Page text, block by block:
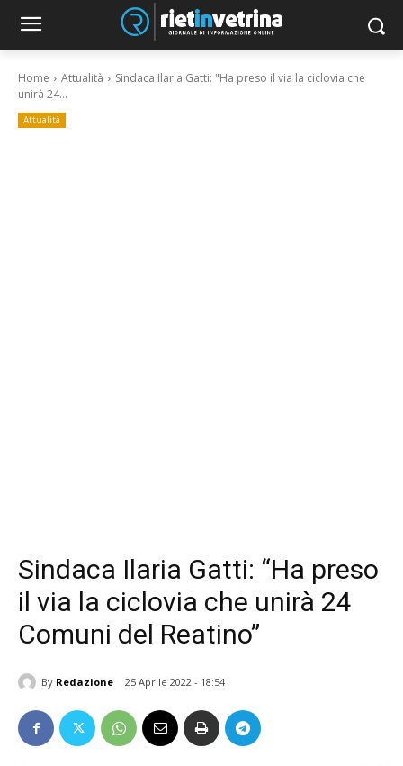
Home Attualità
Sindaca Ilaria Gatti: "Ha preso il via la ciclovia che
unirà 24...
Attualità
Sindaca Ilaria Gatti: “Ha preso
il via la ciclovia che unirà 24
Comuni del Reatino”
By Redazione 25 Aprile 2022 - 18:54